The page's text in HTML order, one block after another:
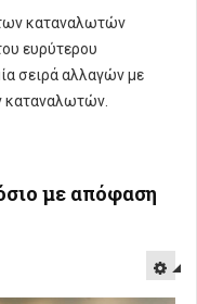
καταναλωτών
ευρύτερου
σειρά αλλαγών με
καταναλωτών.
με απόφαση